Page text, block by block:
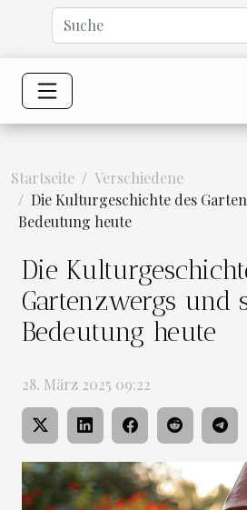
Startseite
Verschiedene
Die Kulturgeschichte des
Bedeutung heute
Die
Gartenzwergs und
Bedeutung heute
28. März 2025 09:22